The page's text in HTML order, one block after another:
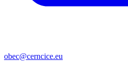
obec@cerncice.eu